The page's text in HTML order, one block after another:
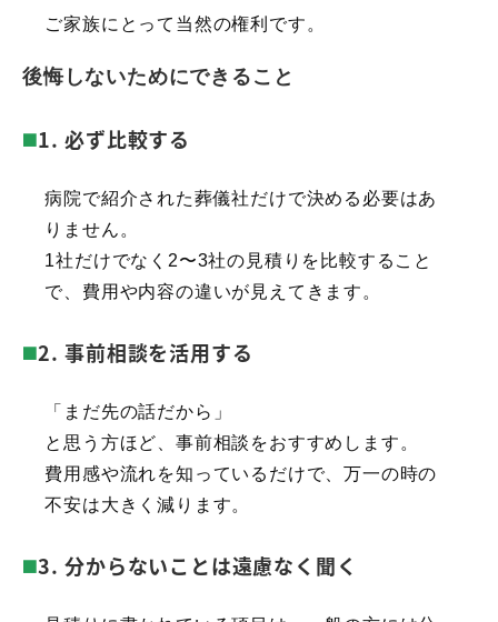
ご家族にとって当然の権利です。
後悔しないためにできること
1. 必ず比較する
病院で紹介された葬儀社だけで決める必要はあ
りません。
1社だけでなく2〜3社の見積りを比較すること
で、費用や内容の違いが見えてきます。
2. 事前相談を活用する
「まだ先の話だから」
と思う方ほど、事前相談をおすすめします。
費用感や流れを知っているだけで、万一の時の
不安は大きく減ります。
3. 分からないことは遠慮なく聞く